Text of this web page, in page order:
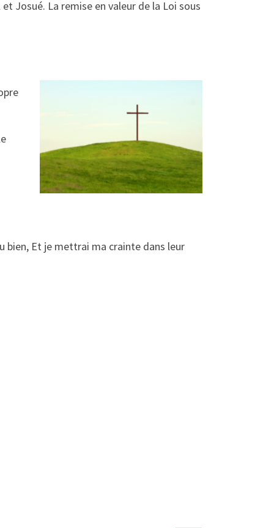
Josué. La remise en valeur de la Loi sous
bien, Et je mettrai ma crainte dans leur